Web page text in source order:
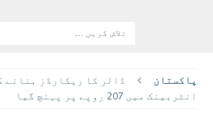
پاکستان
ڈالر کا ریکارڈز بنانے
انٹربینک میں 207 روپے پر پہنچ گیا